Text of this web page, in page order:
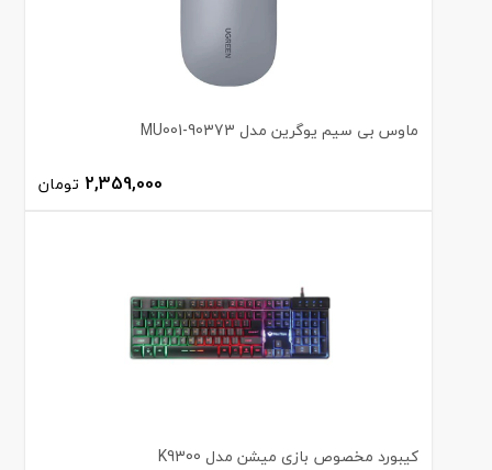
ماوس بی سیم یوگرین مدل MU001-90373
2,359,000 تومان
کیبورد مخصوص بازی میشن مدل K9300